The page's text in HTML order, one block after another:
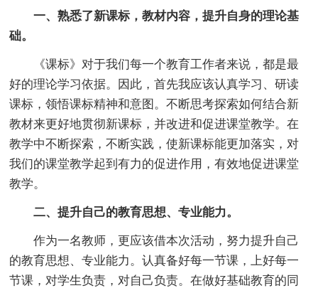
一、熟悉了新课标，教材内容，提升自身的理论基
础。
《课标》对于我们每一个教育工作者来说，都是最
好的理论学习依据。因此，首先我应该认真学习、研读
课标，领悟课标精神和意图。不断思考探索如何结合新
教材来更好地贯彻新课标，并改进和促进课堂教学。在
教学中不断探索，不断实践，使新课标能更加落实，对
我们的课堂教学起到有力的促进作用，有效地促进课堂
教学。
二、提升自己的教育思想、专业能力。
作为一名教师，更应该借本次活动，努力提升自己
的教育思想、专业能力。认真备好每一节课，上好每一
节课，对学生负责，对自己负责。在做好基础教育的同